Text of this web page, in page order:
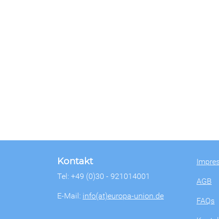
Kontakt
Tel: +49 (0)30 - 921014001
E-Mail: info(at)europa-union.de
AGB
FAQs